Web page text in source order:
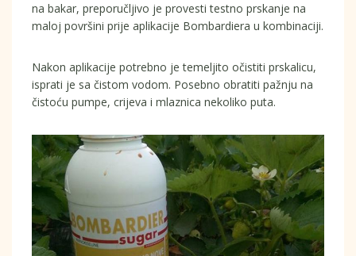
na bakar, preporučljivo je provesti testno prskanje na
maloj površini prije aplikacije Bombardiera u kombinaciji.
Nakon aplikacije potrebno je temeljito očistiti prskalicu,
isprati je sa čistom vodom. Posebno obratiti pažnju na
čistoću pumpe, crijeva i mlaznica nekoliko puta.